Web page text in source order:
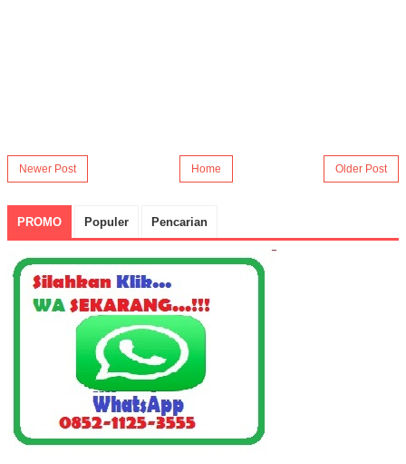
Newer Post Older Post
Home
PROMO Populer Pencarian